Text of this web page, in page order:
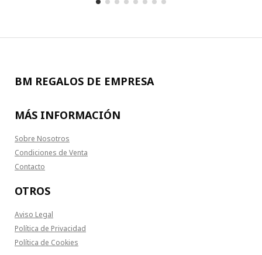
BM REGALOS DE EMPRESA
MÁS INFORMACIÓN
Sobre Nosotros
Condiciones de Venta
Contacto
OTROS
Aviso Legal
Política de Privacidad
Política de Cookies